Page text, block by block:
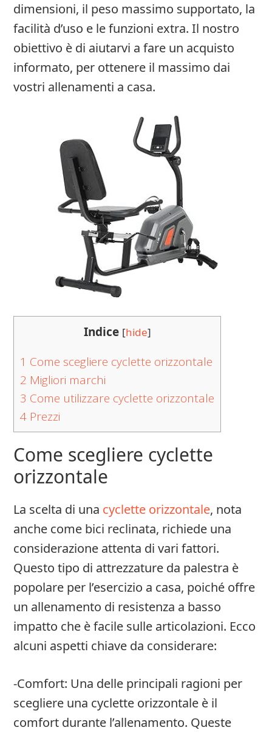
dimensioni, il peso massimo supportato, la
facilità d’uso e le funzioni extra. Il nostro
obiettivo è di aiutarvi a fare un acquisto
informato, per ottenere il massimo dai
vostri allenamenti a casa.
Indice [hide]
1 Come scegliere cyclette orizzontale
2 Migliori marchi
3 Come utilizzare cyclette orizzontale
4 Prezzi
Come scegliere cyclette
orizzontale
La scelta di una cyclette orizzontale, nota
anche come bici reclinata, richiede una
considerazione attenta di vari fattori.
Questo tipo di attrezzature da palestra è
popolare per l’esercizio a casa, poiché offre
un allenamento di resistenza a basso
impatto che è facile sulle articolazioni. Ecco
alcuni aspetti chiave da considerare:
-Comfort: Una delle principali ragioni per
scegliere una cyclette orizzontale è il
comfort durante l’allenamento. Queste